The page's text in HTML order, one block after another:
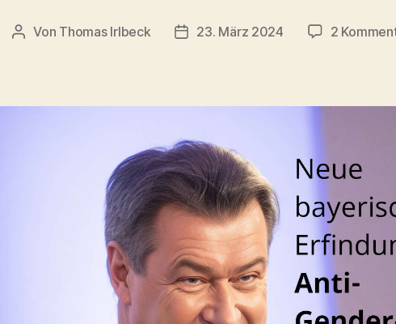
Beitragsautor
Von Thomas Irlbeck Veröffentlichungsdatum
23. März 2024 2